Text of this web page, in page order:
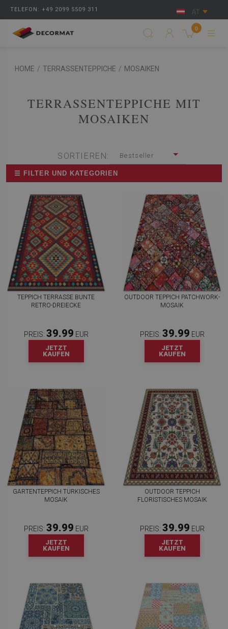
TELEFON: +49 2099 5509 311 AT
0
HOME / TERRASSENTEPPICHE / MOSAIKEN
TERRASSENTEPPICHE MIT
MOSAIKEN
SORTIEREN: Bestseller
☰ FILTER UND KATEGORIEN
TEPPICH TERRASSE BUNTE
RETRO-DREIECKE
PREIS: 39.99 EUR
JETZT
KAUFEN
OUTDOOR TEPPICH PATCHWORK-
MOSAIK
PREIS: 39.99 EUR
JETZT
KAUFEN
GARTENTEPPICH TÜRKISCHES
MOSAIK
PREIS: 39.99 EUR
JETZT
KAUFEN
OUTDOOR TEPPICH
FLORISTISCHES MOSAIK
PREIS: 39.99 EUR
JETZT
KAUFEN